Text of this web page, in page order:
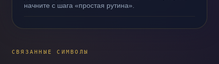
начните с шага «простая рутина».
СВЯЗАННЫЕ СИМВОЛЫ